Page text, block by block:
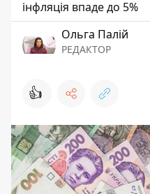
інфляція впаде до 5%
Ольга Палій
РЕДАКТОР
👍